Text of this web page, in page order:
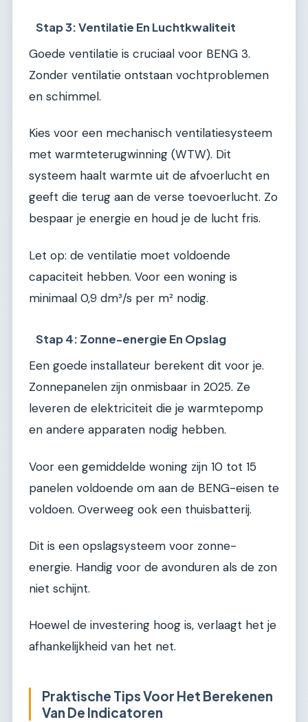
Stap 3: Ventilatie En Luchtkwaliteit
Goede ventilatie is cruciaal voor BENG 3.
Zonder ventilatie ontstaan vochtproblemen
en schimmel.
Kies voor een mechanisch ventilatiesysteem
met warmteterugwinning (WTW). Dit
systeem haalt warmte uit de afvoerlucht en
geeft die terug aan de verse toevoerlucht. Zo
bespaar je energie en houd je de lucht fris.
Let op: de ventilatie moet voldoende
capaciteit hebben. Voor een woning is
minimaal 0,9 dm³/s per m² nodig.
Stap 4: Zonne-energie En Opslag
Een goede installateur berekent dit voor je.
Zonnepanelen zijn onmisbaar in 2025. Ze
leveren de elektriciteit die je warmtepomp
en andere apparaten nodig hebben.
Voor een gemiddelde woning zijn 10 tot 15
panelen voldoende om aan de BENG-eisen te
voldoen. Overweeg ook een thuisbatterij.
Dit is een opslagsysteem voor zonne-
energie. Handig voor de avonduren als de zon
niet schijnt.
Hoewel de investering hoog is, verlaagt het je
afhankelijkheid van het net.
Praktische Tips Voor Het Berekenen
Van De Indicatoren